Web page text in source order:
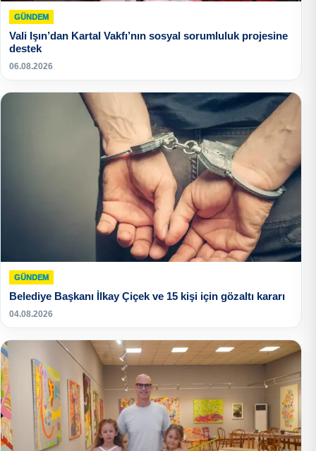
GÜNDEM
Vali Işın’dan Kartal Vakfı’nın sosyal sorumluluk projesine
destek
06.08.2026
GÜNDEM
Belediye Başkanı İlkay Çiçek ve 15 kişi için gözaltı kararı
04.08.2026